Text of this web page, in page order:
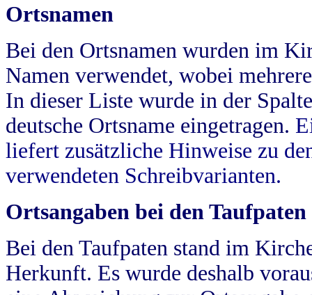
Ortsnamen
Bei den Ortsnamen wurden im
Namen verwendet, wobei
In dieser Liste wurde in der
deutsche Ortsname eingetragen.
liefert zusätzliche Hinweise zu
verwendeten Schreibvarianten.
Ortsangaben bei den Taufpaten
Bei den Taufpaten stand im
Herkunft. Es wurde deshalb